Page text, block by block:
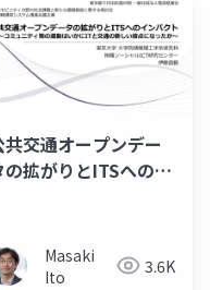
タ
共交通オープンデー
の拡がりとITSへのイ
交通の新しい接点に
たか～
Masaki
Ito
3.6K